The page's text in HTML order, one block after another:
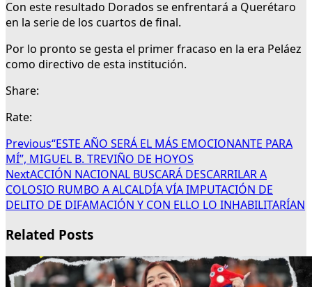
Con este resultado Dorados se enfrentará a Querétaro
en la serie de los cuartos de final.
Por lo pronto se gesta el primer fracaso en la era Peláez
como directivo de esta institución.
Share:
Rate:
Previous“ESTE AÑO SERÁ EL MÁS EMOCIONANTE PARA
MÍ”, MIGUEL B. TREVIÑO DE HOYOS
NextACCIÓN NACIONAL BUSCARÁ DESCARRILAR A
COLOSIO RUMBO A ALCALDÍA VÍA IMPUTACIÓN DE
DELITO DE DIFAMACIÓN Y CON ELLO LO INHABILITARÍAN
Related Posts